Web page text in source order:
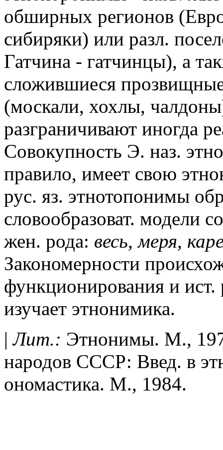
обширных регионов
сибиряки) или разл.
Гатчина - гатчинцы), а
сложившиеся
(москали, хохлы,
разграничивают иногда
Совокупность Э. наз.
правило, имеет свою
рус. яз. этнотопонимы
словообразоват. модели
жен. рода: весь, меря,
Закономерности
функционирования и ист.
изучает этнонимика.
|Лит.: Этнонимы. М.,
народов СССР: Введ. в
ономастика. М., 1984.